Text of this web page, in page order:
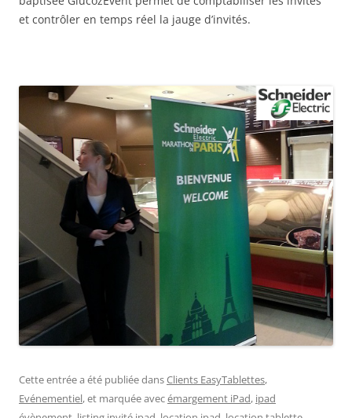
et contrôler en temps réel la jauge d’invités.
Cette entrée a été publiée dansClients EasyTablettes,
Evénementiel, et marquée avecémargement iPad, ipad